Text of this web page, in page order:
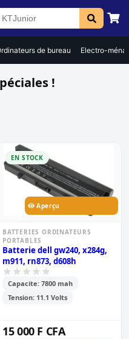
de bureau Electro-
!
EN STOCK
Aperçu
BATTERIES ORDINATEURS
PORTABLES
Batterie dell gw240, x284g,
m911, rn873, d608h
Capacite: 7800 mah
Tension: 11.1 Volts
15 000 F CFA